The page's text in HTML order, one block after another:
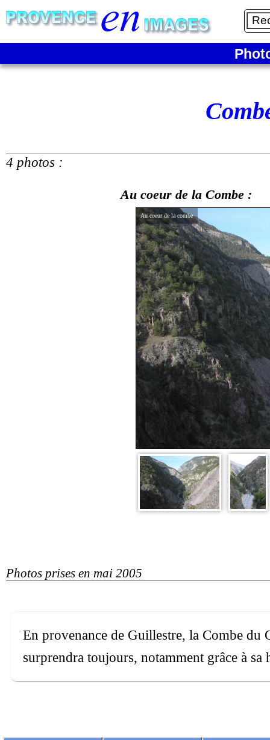
4 photos :
Au coeur de la Combe :
Au coeur de la combe
Photos prises en mai 2005
En provenance de Guillestre, la Combe
surprendra toujours, notamment grâce à sa